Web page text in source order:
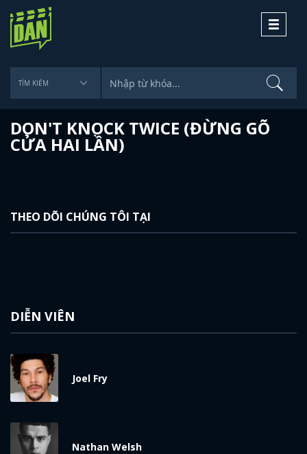
Toggle
DON'T KNOCK TWICE (ĐỪNG GÕ
CỬA HAI LẦN)
THEO DÕI CHÚNG TÔI TẠI
DIỄN VIÊN
Joel Fry
Nathan Welsh